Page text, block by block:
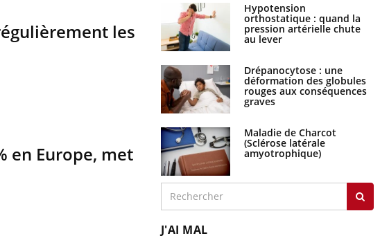
les
en Europe, met
Hypotension
orthostatique : quand la
pression artérielle chute
au lever
Drépanocytose : une
déformation des globules
rouges aux conséquences
graves
Maladie de Charcot
(Sclérose latérale
amyotrophique)
J'AI MAL